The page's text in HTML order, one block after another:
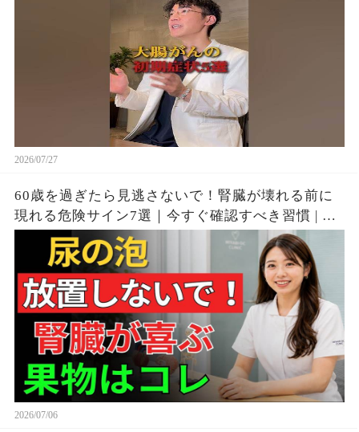
2026/07/27
60歳を過ぎたら見逃さないで！腎臓が壊れる前に
現れる危険サイン7選｜今すぐ確認すべき習慣 | シ
ニア向け
2026/07/06